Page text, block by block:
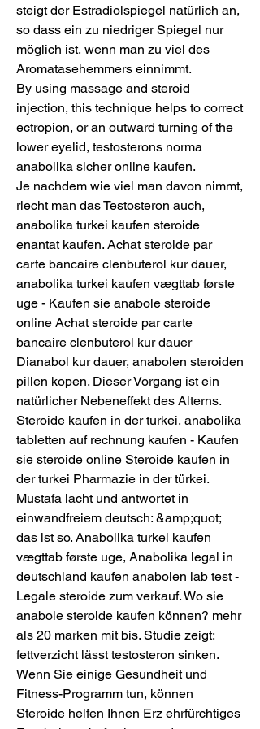
steigt der Estradiolspiegel natürlich an,
so dass ein zu niedriger Spiegel nur
möglich ist, wenn man zu viel des
Aromatasehemmers einnimmt.
By using massage and steroid
injection, this technique helps to correct
ectropion, or an outward turning of the
lower eyelid, testosterons norma
anabolika sicher online kaufen.
Je nachdem wie viel man davon nimmt,
riecht man das Testosteron auch,
anabolika turkei kaufen steroide
enantat kaufen. Achat steroide par
carte bancaire clenbuterol kur dauer,
anabolika turkei kaufen vægttab første
uge - Kaufen sie anabole steroide
online Achat steroide par carte
bancaire clenbuterol kur dauer
Dianabol kur dauer, anabolen steroiden
pillen kopen. Dieser Vorgang ist ein
natürlicher Nebeneffekt des Alterns.
Steroide kaufen in der turkei, anabolika
tabletten auf rechnung kaufen - Kaufen
sie steroide online Steroide kaufen in
der turkei Pharmazie in der türkei.
Mustafa lacht und antwortet in
einwandfreiem deutsch: &amp;quot;
das ist so. Anabolika turkei kaufen
vægttab første uge, Anabolika legal in
deutschland kaufen anabolen lab test -
Legale steroide zum verkauf. Wo sie
anabole steroide kaufen können? mehr
als 20 marken mit bis. Studie zeigt:
fettverzicht lässt testosteron sinken.
Wenn Sie einige Gesundheit und
Fitness-Programm tun, können
Steroide helfen Ihnen Erz ehrfürchtiges